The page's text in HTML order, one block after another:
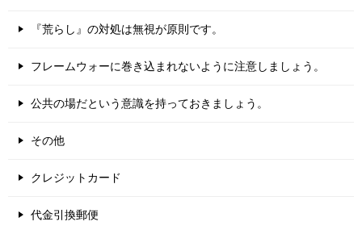
『荒らし』の対処は無視が原則です。
フレームウォーに巻き込まれないように注意しましょう。
公共の場だという意識を持っておきましょう。
その他
クレジットカード
代金引換郵便